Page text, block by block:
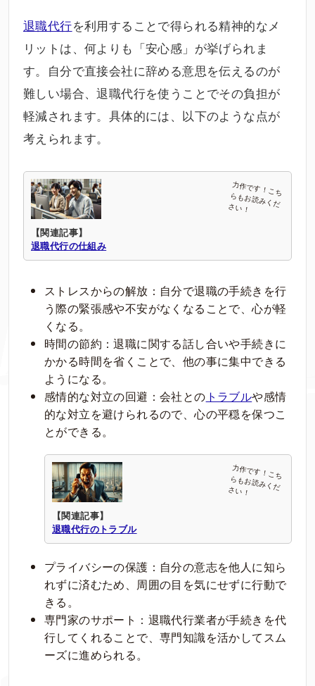
退職代行を利用することで得られる精神的なメ
リットは、何よりも「安心感」が挙げられま
す。自分で直接会社に辞める意思を伝えるのが
難しい場合、退職代行を使うことでその負担が
軽減されます。具体的には、以下のような点が
考えられます。
【関連記事】
退職代行の仕組み
ストレスからの解放：自分で退職の手続きを行
う際の緊張感や不安がなくなることで、心が軽
くなる。
時間の節約：退職に関する話し合いや手続きに
かかる時間を省くことで、他の事に集中できる
ようになる。
感情的な対立の回避：会社との トラブルや感情
的な対立を避けられるので、心の平穏を保つこ
とができる。
【関連記事】
退職代行のトラブル
プライバシーの保護：自分の意志を他人に知ら
れずに済むため、周囲の目を気にせずに行動で
きる。
専門家のサポート：退職代行業者が手続きを代
行してくれることで、専門知識を活かしてスム
ーズに進められる。